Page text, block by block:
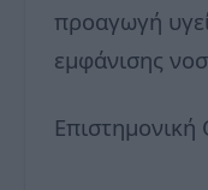
προαγωγή
εμφάνισης